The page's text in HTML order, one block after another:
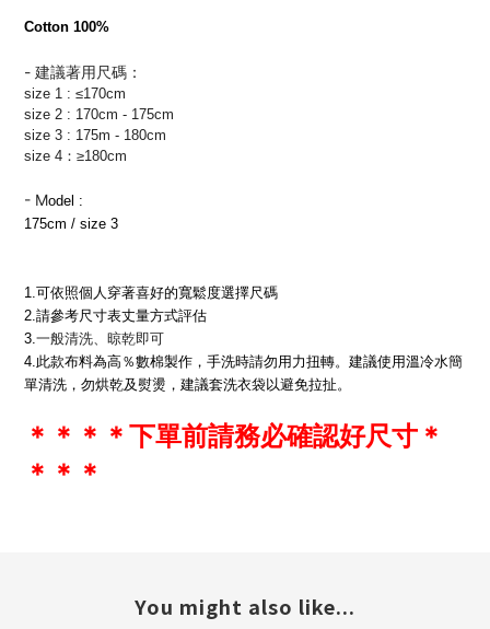
Cotton 100%
- 建議著用尺碼：
size 1 : ≤170cm
size 2 : 170cm - 175cm
size 3 : 175m - 180cm
size 4：≥180cm
- Model :
175cm / size 3
1.可依照個人穿著喜好的寬鬆度選擇尺碼
2.請參考尺寸表丈量方式評估
3.一般清洗、晾乾即可
4.此款布料為高％數棉製作，手洗時請勿用力扭轉。建議使用溫冷水簡
單清洗，勿烘乾及熨燙，建議套洗衣袋以避免拉扯。
＊ ＊ ＊ ＊下單前請務必確認好尺寸 ＊
＊ ＊ ＊
You might also like...